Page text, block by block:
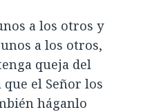
a los otros y
a los otros,
queja del
el Señor los
háganlo